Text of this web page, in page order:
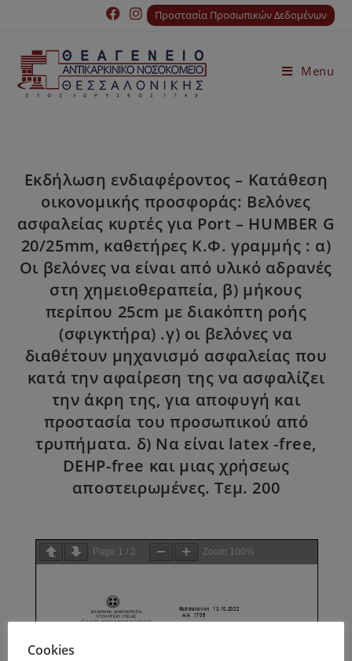
Προστασία Προσωπικών Δεδομένων
Menu
Εκδήλωση ενδιαφέροντος – Κατάθεση
οικονομικής προσφοράς: Βελόνες
ασφαλείας κυρτές για Port – HUMBER G
20/25mm, καθετήρες Κ.Φ. γραμμής : α)
Oι βελόνες να είναι από υλικό αδρανές
στη χημειοθεραπεία, β) μήκους
περίπου 25cm με διακόπτη ροής
(σφιγκτήρα) .γ) οι βελόνες να
διαθέτουν μηχανισμό ασφαλείας που
κατά την αφαίρεση της να ασφαλίζει
την άκρη της, για αποφυγή και
προστασία του προσωπικού από
τρυπήματα. δ) Να είναι latex -free,
DEHP-free και μιας χρήσεως
αποστειρωμένες. Τεμ. 200
Page 1 / 2 Zoom 100%
Cookies